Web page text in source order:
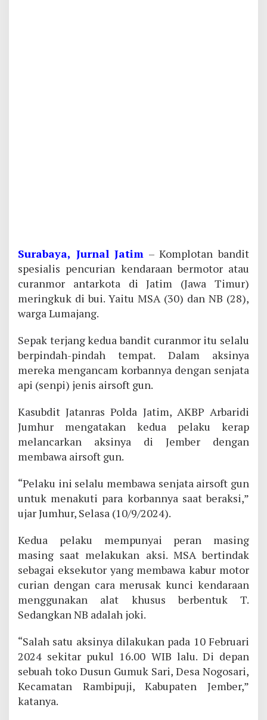
Surabaya, Jurnal Jatim – Komplotan bandit
spesialis pencurian kendaraan bermotor atau
curanmor antarkota di Jatim (Jawa Timur)
meringkuk di bui. Yaitu MSA (30) dan NB (28),
warga Lumajang.
Sepak terjang kedua bandit curanmor itu selalu
berpindah-pindah tempat. Dalam aksinya
mereka mengancam korbannya dengan senjata
api (senpi) jenis airsoft gun.
Kasubdit Jatanras Polda Jatim, AKBP Arbaridi
Jumhur mengatakan kedua pelaku kerap
melancarkan aksinya di Jember dengan
membawa airsoft gun.
“Pelaku ini selalu membawa senjata airsoft gun
untuk menakuti para korbannya saat beraksi,”
ujar Jumhur, Selasa (10/9/2024).
Kedua pelaku mempunyai peran masing
masing saat melakukan aksi. MSA bertindak
sebagai eksekutor yang membawa kabur motor
curian dengan cara merusak kunci kendaraan
menggunakan alat khusus berbentuk T.
Sedangkan NB adalah joki.
“Salah satu aksinya dilakukan pada 10 Februari
2024 sekitar pukul 16.00 WIB lalu. Di depan
sebuah toko Dusun Gumuk Sari, Desa Nogosari,
Kecamatan Rambipuji, Kabupaten Jember,”
katanya.